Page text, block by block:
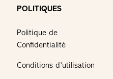
POLITIQUES
Politique de
Confidentialité
Conditions d’utilisation